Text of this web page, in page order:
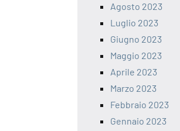
Agosto 2023
Luglio 2023
Giugno 2023
Maggio 2023
Aprile 2023
Marzo 2023
Febbraio 2023
Gennaio 2023